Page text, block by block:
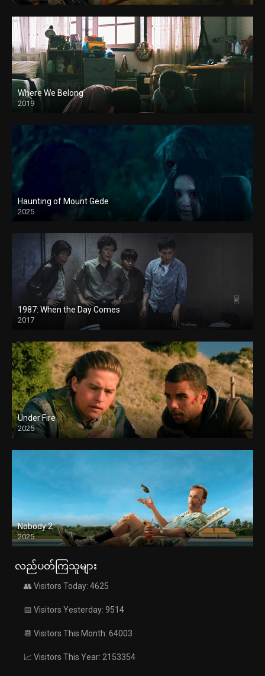
Where We Belong
2019
Haunting of Mount Gede
2025
1987: When the Day Comes
2017
Under Fire
2025
Nobody 2
2025
လည်ပတ်ကြသူများ
👥 Visitors Today: 4625
📅 Visitors Yesterday: 9514
📆 Visitors This Month: 64003
📈 Visitors This Year: 2153354